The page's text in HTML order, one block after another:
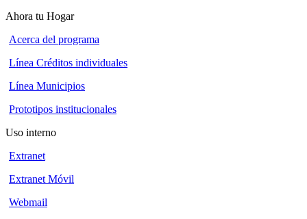
Ahora tu Hogar
Acerca del programa
Línea Créditos individuales
Línea Municipios
Prototipos institucionales
Uso interno
Extranet
Extranet Móvil
Webmail